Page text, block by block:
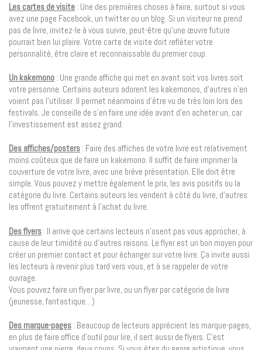
Les cartes de visite : Une des premières choses à faire, surtout si vous
avez une page Facebook, un twitter ou un blog. Si un visiteur ne prend
pas de livre, invitez-le à vous suivre, peut-être qu’une œuvre future
pourrait bien lui plaire. Votre carte de visite doit refléter votre
personnalité, être claire et reconnaissable du premier coup.
Un kakemono : Une grande affiche qui met en avant soit vos livres soit
votre personne. Certains auteurs adorent les kakemonos, d’autres n’en
voient pas l’utiliser. Il permet néanmoins d’être vu de très loin lors des
festivals. Je conseille de s’en faire une idée avant d’en acheter un, car
l’investissement est assez grand.
Des affiches/posters : Faire des affiches de votre livre est relativement
moins coûteux que de faire un kakemono. Il suffit de faire imprimer la
couverture de votre livre, avec une brève présentation. Elle doit être
simple. Vous pouvez y mettre également le prix, les avis positifs ou la
catégorie du livre. Certains auteurs les vendent à côté du livre, d’autres
les offrent gratuitement à l’achat du livre.
Des flyers : Il arrive que certains lecteurs n’osent pas vous approcher, à
cause de leur timidité ou d’autres raisons. Le flyer est un bon moyen pour
créer un premier contact et pour échanger sur votre livre. Ça invite aussi
les lecteurs à revenir plus tard vers vous, et à se rappeler de votre
ouvrage.
Vous pouvez faire un flyer par livre, ou un flyer par catégorie de livre
(jeunesse, fantastique…)
Des marque-pages : Beaucoup de lecteurs apprécient les marque-pages,
en plus de faire office d’outil pour lire, il sert aussi de flyers. C’est